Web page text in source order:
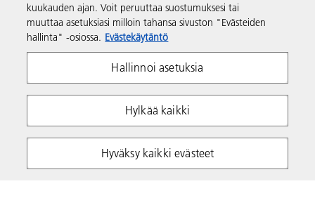
Seuraa meitä
Yksityisyys
Ehdot ja edellytykset
Whistleblowing Policy
Tekijänoikeudet Ricoh 2026. Kaikki oikeudet pidätetään.
kuukauden ajan. Voit peruuttaa suostumuksesi tai
muuttaa asetuksiasi milloin tahansa sivuston "Evästeiden
hallinta" -osiossa. Evästekäytäntö
Hallinnoi asetuksia
Hylkää kaikki
Hyväksy kaikki evästeet